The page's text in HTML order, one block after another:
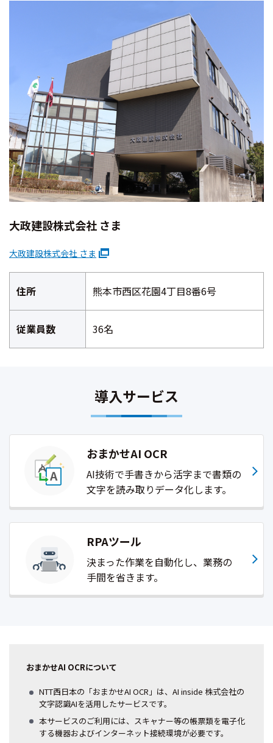
大政建設株式会社 さま
大政建設株式会社 さま
住所 熊本市西区花園4丁目8番6号
従業員数 36名
導入サービス
おまかせAI OCR
AI技術で手書きから活字まで書類の
文字を読み取りデータ化します。
RPAツール
決まった作業を自動化し、業務の
手間を省きます。
おまかせAI OCRについて
NTT西日本の「おまかせAI OCR」は、AI inside 株式会社の
文字認識AIを活用したサービスです。
本サービスのご利用には、スキャナー等の帳票類を電子化
する機器およびインターネット接続環境が必要です。